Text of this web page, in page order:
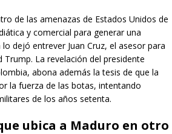
de las amenazas de Estados Unidos de
y comercial para generar una
dejó entrever Juan Cruz, el asesor para
La revelación del presidente
abona además la tesis de que la
la fuerza de las botas, intentando
de los años setenta.
ubica a Maduro en otro